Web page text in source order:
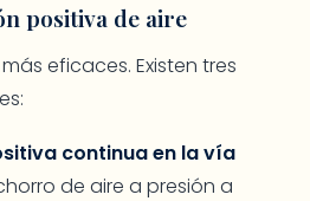
positiva de aire
eficaces. Existen tres
continua en la vía
de aire a presión a